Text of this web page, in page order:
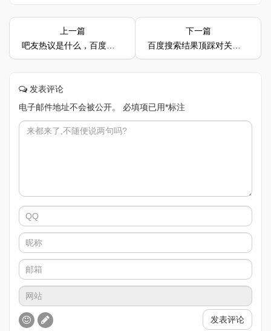
上一篇
吧友热议是什么，百度贴吧热议做指定关键词教程
下一篇
百度搜索结果顶踩对关键词排名影响有多大？
发表评论
电子邮件地址不会被公开。
必填项已用*标注
发表评论